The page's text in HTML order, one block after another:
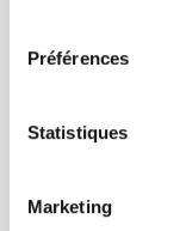
Préférences
Statistiques
Marketing
Tu peux les